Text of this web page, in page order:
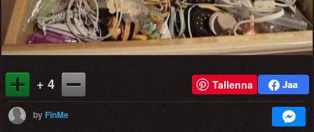
+ 4 Tallenna
byFinMe